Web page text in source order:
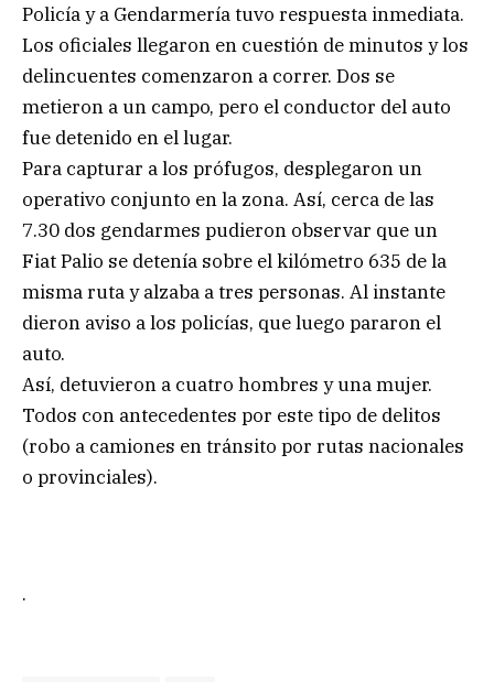
Policía y a Gendarmería tuvo respuesta inmediata.
Los oficiales llegaron en cuestión de minutos y los
delincuentes comenzaron a correr. Dos se
metieron a un campo, pero el conductor del auto
fue detenido en el lugar.
Para capturar a los prófugos, desplegaron un
operativo conjunto en la zona. Así, cerca de las
7.30 dos gendarmes pudieron observar que un
Fiat Palio se detenía sobre el kilómetro 635 de la
misma ruta y alzaba a tres personas. Al instante
dieron aviso a los policías, que luego pararon el
auto.
Así, detuvieron a cuatro hombres y una mujer.
Todos con antecedentes por este tipo de delitos
(robo a camiones en tránsito por rutas nacionales
o provinciales).
.